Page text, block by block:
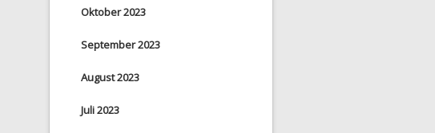
Oktober 2023
September 2023
August 2023
Juli 2023